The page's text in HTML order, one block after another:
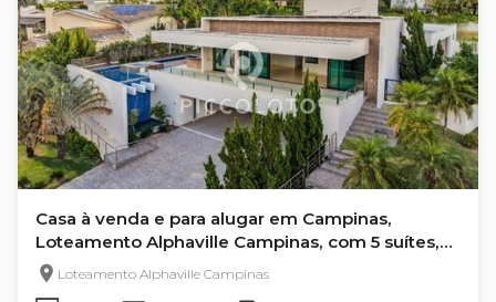
Casa à venda e para alugar em Campinas,
Loteamento Alphaville Campinas, com 5 suítes,
com 800 m²
Loteamento Alphaville Campinas